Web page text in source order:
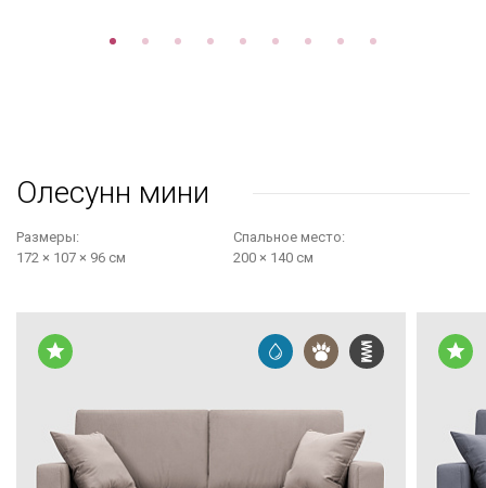
Олесунн мини
Размеры:
172 × 107 × 96 см
Cпальное место:
200 × 140 см